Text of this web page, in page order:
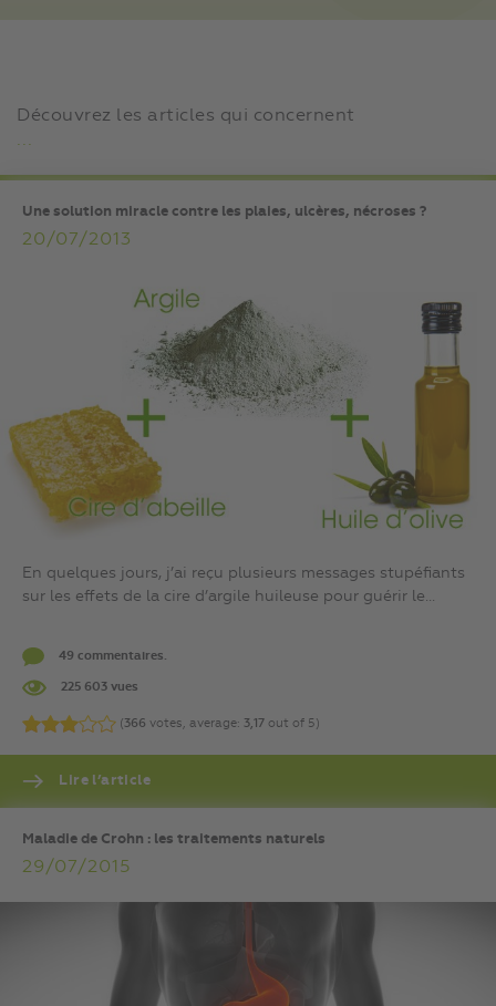
Découvrez les articles qui concernent
...
Une solution miracle contre les plaies, ulcères, nécroses ?
20/07/2013
En quelques jours, j’ai reçu plusieurs messages stupéfiants
sur les effets de la cire d’argile huileuse pour guérir le...
49 commentaires.
225 603 vues
(366 votes, average: 3,17 out of 5)
Lire l’article
Maladie de Crohn : les traitements naturels
29/07/2015